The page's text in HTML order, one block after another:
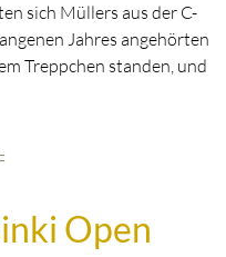
sich Müllers aus der C-
Jahres angehörten
Treppchen standen, und
Open